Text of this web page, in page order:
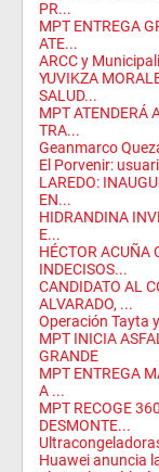
PR...
MPT ENTREGA
ATE...
ARCC y
YUVIKZA
SALUD...
MPT ATENDERÁ
TRA...
Geanmarco
El Porvenir:
LAREDO:
EN...
HIDRANDINA
E...
HÉCTOR ACUÑA
INDECISOS...
CANDIDATO AL
ALVARADO, ...
Operación Tayta
MPT INICIA
GRANDE
MPT ENTREGA
A ...
MPT RECOGE
DESMONTE...
Huawei anuncia